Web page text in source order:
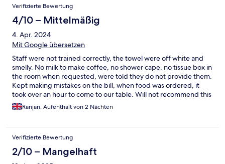
Verifizierte Bewertung
4/10 – Mittelmäßig
4. Apr. 2024
Mit Google übersetzen
Staff were not trained correctly, the towel were off white and
smelly. No milk to make coffee, no shower cape, no tissue box in
the room when requested, were told they do not provide them.
Kept making mistakes on the bill, when food was ordered, it
took over an hour to come to our table. Will not recommend this
hotel to my families or friends. For a 5 star hotel (being very
expensive too) not impressed. Have been to a lot of hotel, but
Ranjan, Aufenthalt von 2 Nächten
Verifizierte Bewertung
2/10 – Mangelhaft